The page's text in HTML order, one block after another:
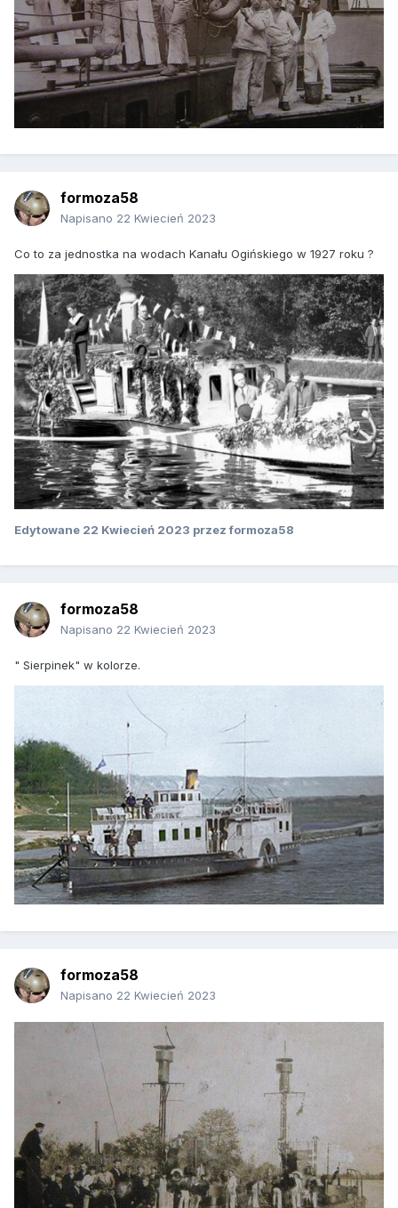
formoza58
Napisano 22 Kwiecień 2023
Co to za jednostka na wodach Kanału Ogińskiego w 1927 roku ?
Edytowane 22 Kwiecień 2023 przez formoza58
formoza58
Napisano 22 Kwiecień 2023
" Sierpinek" w kolorze.
formoza58
Napisano 22 Kwiecień 2023